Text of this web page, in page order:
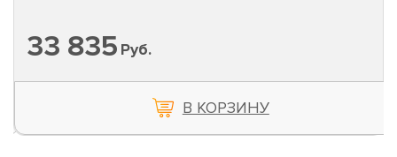
33 835 Руб.
В КОРЗИНУ